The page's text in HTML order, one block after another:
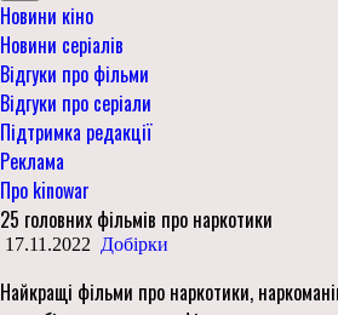
Новини кіно
Новини серіалів
Відгуки про фільми
Відгуки про серіали
Підтримка редакції
Реклама
Про kinowar
25 головних фільмів про наркотики
17.11.2022 Добірки
Найкращі фільми про наркотики,